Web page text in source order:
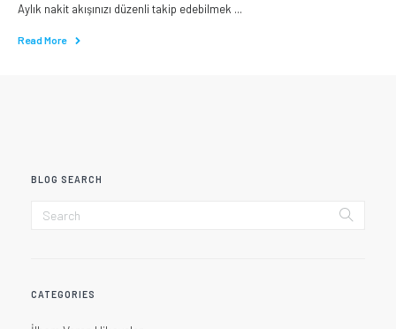
Aylık nakit akışınızı düzenli takip edebilmek ...
Read More
BLOG SEARCH
CATEGORIES